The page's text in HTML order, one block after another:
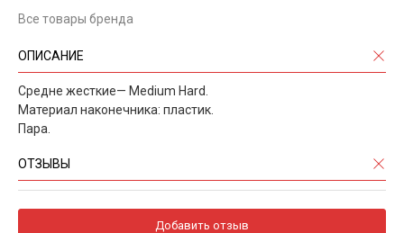
Все товары бренда
ОПИСАНИЕ
Средне жесткие— Medium Hard.
Материал наконечника: пластик.
Пара.
ОТЗЫВЫ
Добавить отзыв